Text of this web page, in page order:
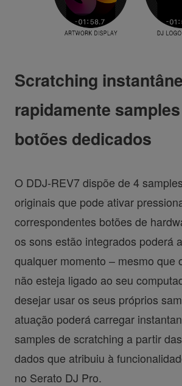
Scratching
rapidamente
botões dedicados
O DDJ-REV7 dispõe de 4
originais que pode ativar
correspondentes botões de
os sons estão integrados poderá
qualquer momento – mesmo que
não esteja ligado ao seu
desejar usar os seus próprios
atuação poderá carregar
samples de scratching a partir
dados que atribuiu à
no Serato DJ Pro.